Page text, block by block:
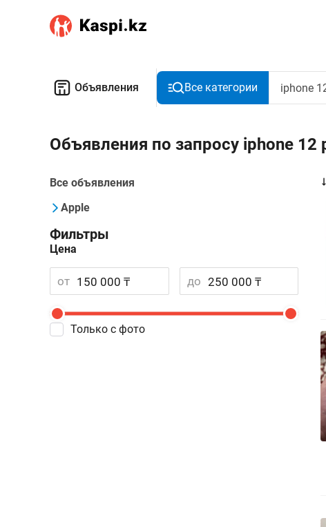
Объявления Все категории
Объявления по запросу iphone 12
Все объявления
Apple
Фильтры
Цена
от до
Только с фото